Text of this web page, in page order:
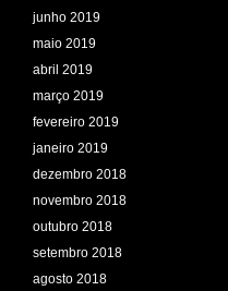
junho 2019
maio 2019
abril 2019
março 2019
fevereiro 2019
janeiro 2019
dezembro 2018
novembro 2018
outubro 2018
setembro 2018
agosto 2018